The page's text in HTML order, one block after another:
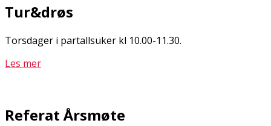
Tur&drøs
Torsdager i partallsuker kl 10.00-11.30.
Les mer
Referat Årsmøte